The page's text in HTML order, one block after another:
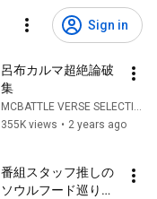
Sign in
呂布カルマ超絶論破
集
MCBATTLE VERSE SELECTION
355K views • 2 years ago
番組スタッフ推しの
ソウルフード巡り！